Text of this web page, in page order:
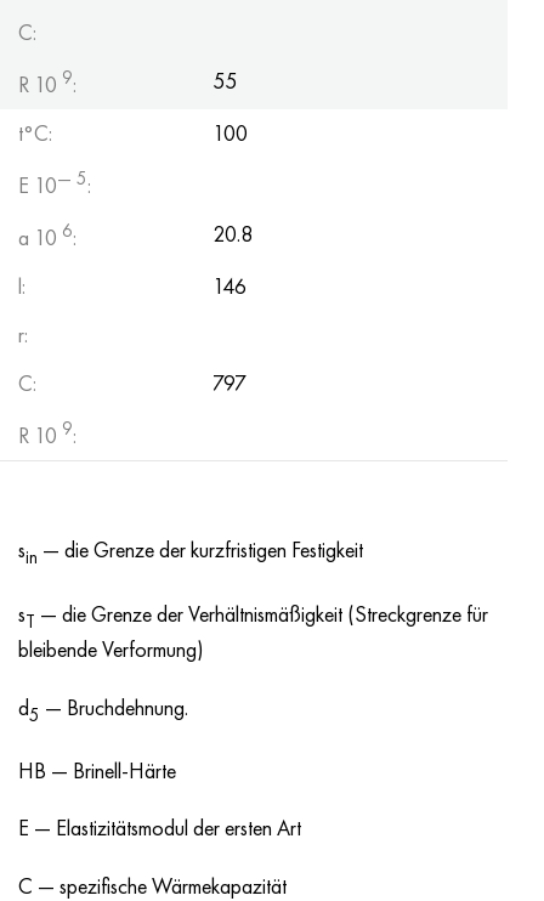
C:
R 10 9:
55
t°C:
100
E 10— 5:
a 10 6:
20.8
l:
146
r:
C:
797
R 10 9:
sin — die Grenze der kurzfristigen Festigkeit
sT — die Grenze der Verhältnismäßigkeit (Streckgrenze für
bleibende Verformung)
d5 — Bruchdehnung.
HB — Brinell-Härte
E — Elastizitätsmodul der ersten Art
C — spezifische Wärmekapazität